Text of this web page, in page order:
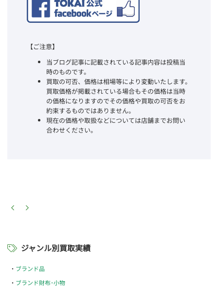
【ご注意】
当ブログ記事に記載されている記事内容は投稿当
時のものです。
買取の可否、価格は相場等により変動いたします。
買取価格が掲載されている場合もその価格は当時
の価格になりますのでその価格や買取の可否をお
約束するものではありません。
現在の価格や取扱などについては店舗までお問い
合わせください。
ジャンル別買取実績
ブランド品
ブランド財布･小物